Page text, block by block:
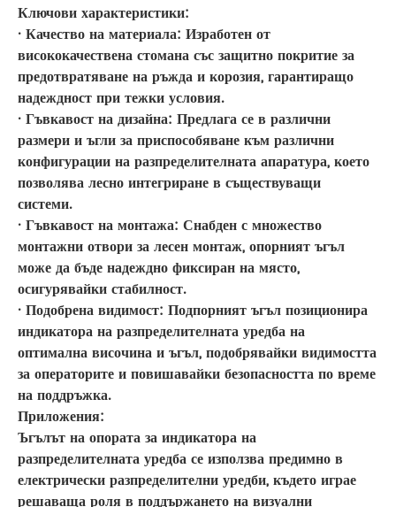
Ключови характеристики:
· Качество на материала: Изработен от
висококачествена стомана със защитно покритие за
предотвратяване на ръжда и корозия, гарантиращо
надеждност при тежки условия.
· Гъвкавост на дизайна: Предлага се в различни
размери и ъгли за приспособяване към различни
конфигурации на разпределителната апаратура, което
позволява лесно интегриране в съществуващи
системи.
· Гъвкавост на монтажа: Снабден с множество
монтажни отвори за лесен монтаж, опорният ъгъл
може да бъде надеждно фиксиран на място,
осигурявайки стабилност.
· Подобрена видимост: Подпорният ъгъл позиционира
индикатора на разпределителната уредба на
оптимална височина и ъгъл, подобрявайки видимостта
за операторите и повишавайки безопасността по време
на поддръжка.
Приложения:
Ъгълът на опората за индикатора на
разпределителната уредба се използва предимно в
електрически разпределителни уредби, където играе
решаваща роля в поддържането на визуални